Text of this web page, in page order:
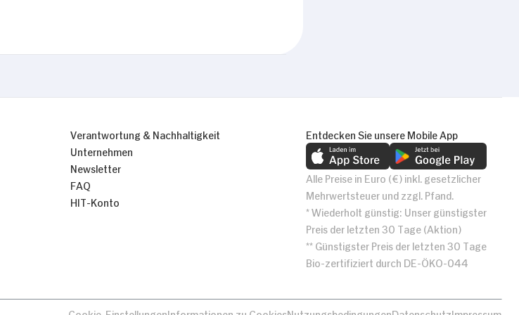
Verantwortung & Nachhaltigkeit
Unternehmen
Newsletter
FAQ
HIT-Konto
Entdecken Sie unsere Mobile App
Alle Preise in Euro (€) inkl. gesetzlicher
Mehrwertsteuer und zzgl. Pfand.
* Wiederholt günstig: Unser günstigster
Preis der letzten 30 Tage (Aktion)
** Günstigster Preis der letzten 30 Tage
Bio-zertifiziert durch DE-ÖKO-044